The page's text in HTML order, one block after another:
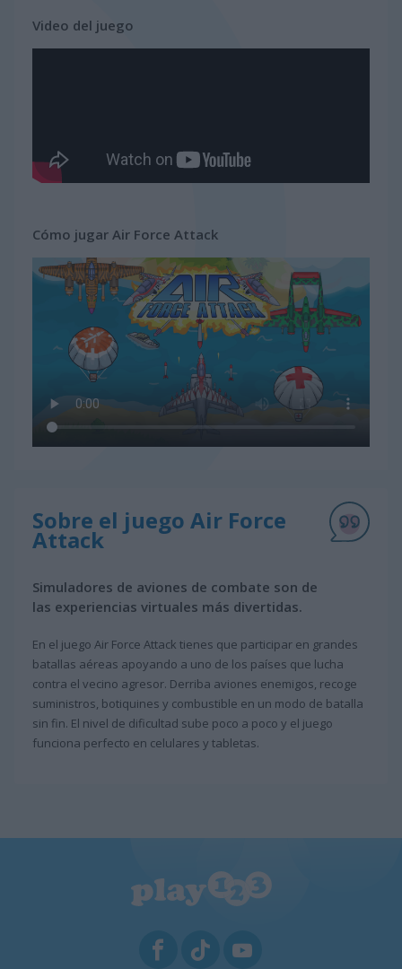
Video del juego
Cómo jugar Air Force Attack
Sobre el juego Air Force
Attack
Simuladores de aviones de combate son de
las experiencias virtuales más divertidas.
En el juego Air Force Attack tienes que participar en grandes
batallas aéreas apoyando a uno de los países que lucha
contra el vecino agresor. Derriba aviones enemigos, recoge
suministros, botiquines y combustible en un modo de batalla
sin fin. El nivel de dificultad sube poco a poco y el juego
funciona perfecto en celulares y tabletas.